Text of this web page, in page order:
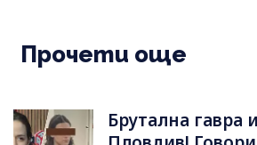
Прочети още
Брутална гавра